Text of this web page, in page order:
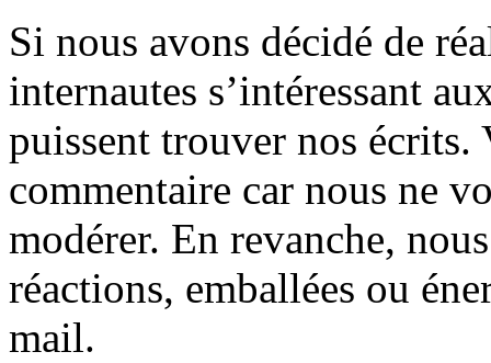
Si nous avons décidé de
internautes s’intéressant
puissent trouver nos écrits.
commentaire car nous ne
modérer. En revanche,
réactions, emballées ou
mail.